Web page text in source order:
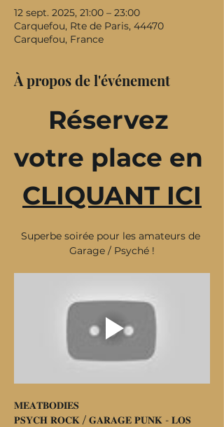
12 sept. 2025, 21:00 – 23:00
Carquefou, Rte de Paris, 44470
Carquefou, France
À propos de l'événement
Réservez
votre place en
CLIQUANT ICI
Superbe soirée pour les amateurs de
Garage / Psyché !
𝐌𝐄𝐀𝐓𝐁𝐎𝐃𝐈𝐄𝐒
𝐏𝐒𝐘𝐂𝐇 𝐑𝐎𝐂𝐊 / 𝐆𝐀𝐑𝐀𝐆𝐄 𝐏𝐔𝐍𝐊 - 𝐋𝐎𝐒